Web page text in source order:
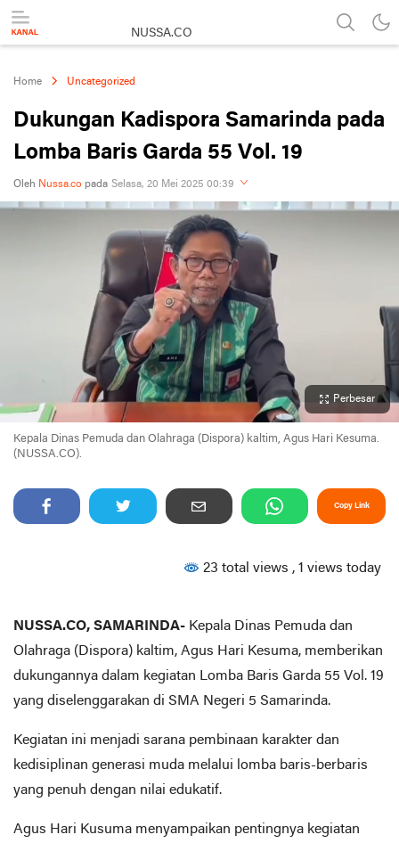
NUSSA.CO
Home Uncategorized
Dukungan Kadispora Samarinda pada
Lomba Baris Garda 55 Vol. 19
Oleh Nussa.co pada Selasa, 20 Mei 2025 00:39
Perbesar
Kepala Dinas Pemuda dan Olahraga (Dispora) kaltim, Agus Hari Kesuma.
(NUSSA.CO).
Copy Link
23 total views , 1 views today
NUSSA.CO, SAMARINDA- Kepala Dinas Pemuda dan
Olahraga (Dispora) kaltim, Agus Hari Kesuma, memberikan
dukungannya dalam kegiatan Lomba Baris Garda 55 Vol. 19
yang diselenggarakan di SMA Negeri 5 Samarinda.
Kegiatan ini menjadi sarana pembinaan karakter dan
kedisiplinan generasi muda melalui lomba baris-berbaris
yang penuh dengan nilai edukatif.
Agus Hari Kusuma menyampaikan pentingnya kegiatan